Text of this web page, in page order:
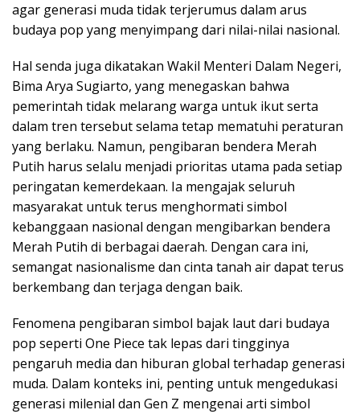
agar generasi muda tidak terjerumus dalam arus
budaya pop yang menyimpang dari nilai-nilai nasional.
Hal senda juga dikatakan Wakil Menteri Dalam Negeri,
Bima Arya Sugiarto, yang menegaskan bahwa
pemerintah tidak melarang warga untuk ikut serta
dalam tren tersebut selama tetap mematuhi peraturan
yang berlaku. Namun, pengibaran bendera Merah
Putih harus selalu menjadi prioritas utama pada setiap
peringatan kemerdekaan. Ia mengajak seluruh
masyarakat untuk terus menghormati simbol
kebanggaan nasional dengan mengibarkan bendera
Merah Putih di berbagai daerah. Dengan cara ini,
semangat nasionalisme dan cinta tanah air dapat terus
berkembang dan terjaga dengan baik.
Fenomena pengibaran simbol bajak laut dari budaya
pop seperti One Piece tak lepas dari tingginya
pengaruh media dan hiburan global terhadap generasi
muda. Dalam konteks ini, penting untuk mengedukasi
generasi milenial dan Gen Z mengenai arti simbol